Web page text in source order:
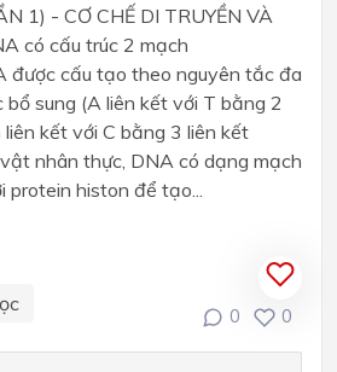
1) - CƠ CHẾ DI TRUYỀN VÀ
có cấu trúc 2 mạch
được cấu tạo theo nguyên tắc đa
sung (A liên kết với T bằng 2
liên kết với C bằng 3 liên kết
nhân thực, DNA có dạng mạch
histon để tạo...
0 0